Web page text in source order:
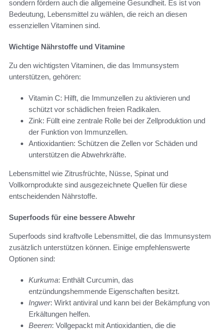
sondern fördern auch die allgemeine Gesundheit. Es ist von
Bedeutung, Lebensmittel zu wählen, die reich an diesen
essenziellen Vitaminen sind.
Wichtige Nährstoffe und Vitamine
Zu den wichtigsten Vitaminen, die das Immunsystem
unterstützen, gehören:
Vitamin C: Hilft, die Immunzellen zu aktivieren und
schützt vor schädlichen freien Radikalen.
Zink: Füllt eine zentrale Rolle bei der Zellproduktion und
der Funktion von Immunzellen.
Antioxidantien: Schützen die Zellen vor Schäden und
unterstützen die Abwehrkräfte.
Lebensmittel wie Zitrusfrüchte, Nüsse, Spinat und
Vollkornprodukte sind ausgezeichnete Quellen für diese
entscheidenden Nährstoffe.
Superfoods für eine bessere Abwehr
Superfoods sind kraftvolle Lebensmittel, die das Immunsystem
zusätzlich unterstützen können. Einige empfehlenswerte
Optionen sind:
Kurkuma: Enthält Curcumin, das
entzündungshemmende Eigenschaften besitzt.
Ingwer: Wirkt antiviral und kann bei der Bekämpfung von
Erkältungen helfen.
Beeren: Vollgepackt mit Antioxidantien, die die